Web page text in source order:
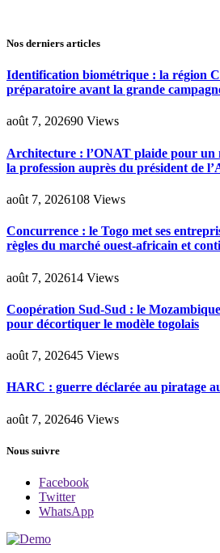
Nos derniers articles
Identification biométrique : la région
préparatoire avant la grande
août 7, 202690 Views
Architecture : l’ONAT plaide pour un
la profession auprès du président de
août 7, 2026108 Views
Concurrence : le Togo met ses
règles du marché ouest-africain et
août 7, 202614 Views
Coopération Sud-Sud : le
pour décortiquer le modèle togolais
août 7, 202645 Views
HARC : guerre déclarée au piratage
août 7, 202646 Views
Nous suivre
Facebook
Twitter
WhatsApp